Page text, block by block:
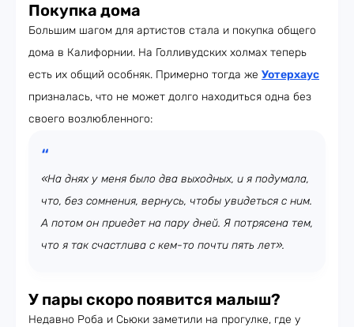
Покупка дома
Большим шагом для артистов стала и покупка общего
дома в Калифорнии. На Голливудских холмах теперь
есть их общий особняк. Примерно тогда же Уотерхаус
призналась, что не может долго находиться одна без
своего возлюбленного:
«На днях у меня было два выходных, и я подумала,
что, без сомнения, вернусь, чтобы увидеться с ним.
А потом он приедет на пару дней. Я потрясена тем,
что я так счастлива с кем-то почти пять лет».
У пары скоро появится малыш?
Недавно Роба и Сьюки заметили на прогулке, где у